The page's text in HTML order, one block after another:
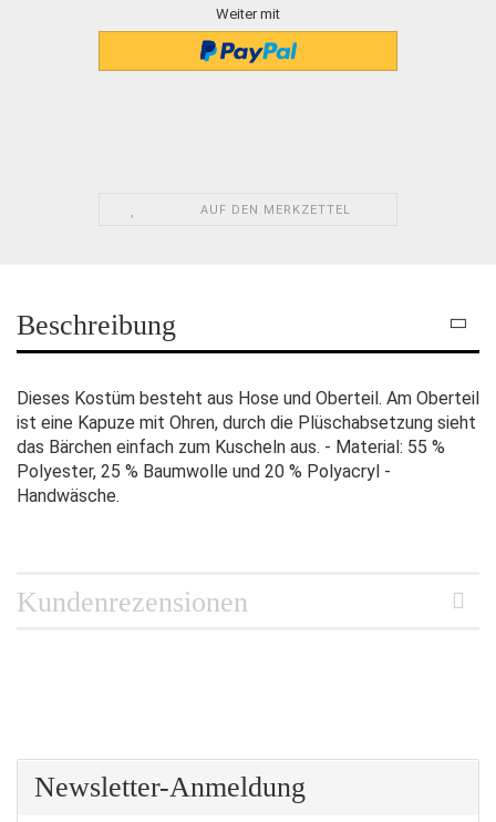
Weiter mit
AUF DEN MERKZETTEL
Beschreibung
Dieses Kostüm besteht aus Hose und Oberteil. Am Oberteil
ist eine Kapuze mit Ohren, durch die Plüschabsetzung sieht
das Bärchen einfach zum Kuscheln aus. - Material: 55 %
Polyester, 25 % Baumwolle und 20 % Polyacryl -
Handwäsche.
Kundenrezensionen
Newsletter-Anmeldung